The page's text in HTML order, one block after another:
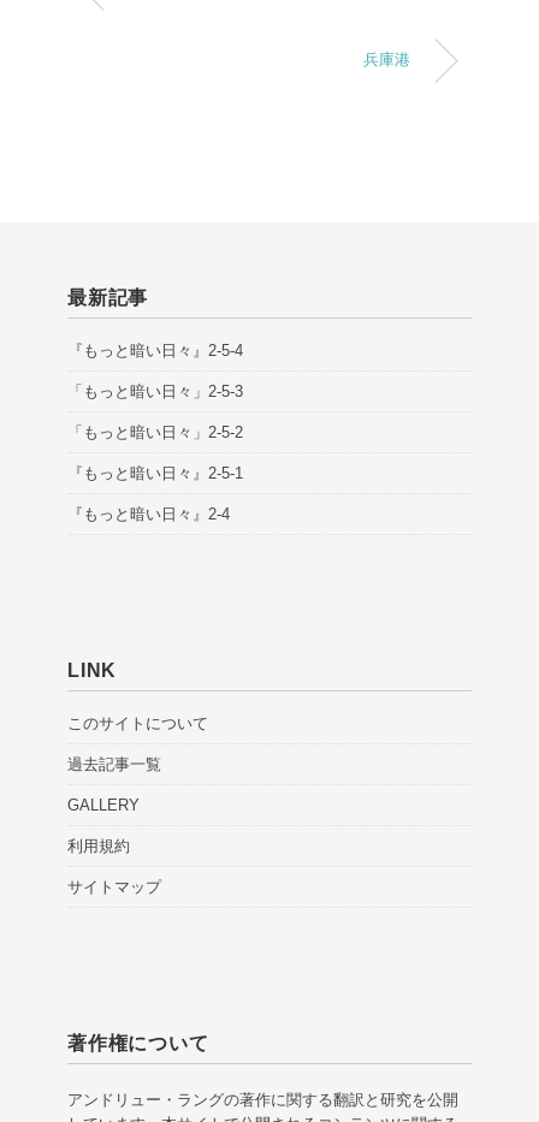
兵庫港
最新記事
『もっと暗い日々』2-5-4
「もっと暗い日々」2-5-3
「もっと暗い日々」2-5-2
『もっと暗い日々』2-5-1
『もっと暗い日々』2-4
LINK
このサイトについて
過去記事一覧
GALLERY
利用規約
サイトマップ
著作権について
アンドリュー・ラングの著作に関する翻訳と研究を公開